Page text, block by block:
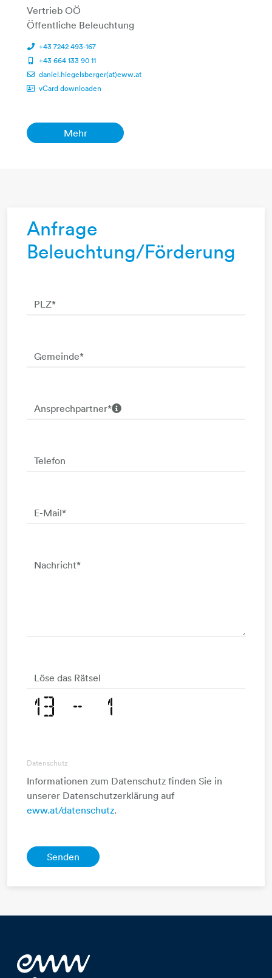
Vertrieb OÖ
Öffentliche Beleuchtung
+43 7242 493-167
+43 664 133 90 11
daniel.hiegelsberger(at)eww.at
vCard downloaden
Mehr
Anfrage
Beleuchtung/Förderung
PLZ*
Gemeinde*
Ansprechpartner* Vor- und Nachname
Telefon
E-Mail*
Nachricht*
Löse das Rätsel
Datenschutz
Informationen zum Datenschutz finden Sie in
unserer Datenschutzerklärung auf
eww.at/datenschutz.